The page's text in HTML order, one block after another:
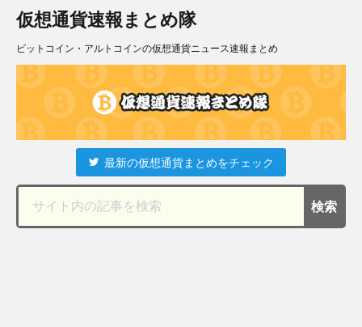
仮想通貨速報まとめ隊
ビットコイン・アルトコインの仮想通貨ニュース速報まとめ
最新の仮想通貨まとめをチェック